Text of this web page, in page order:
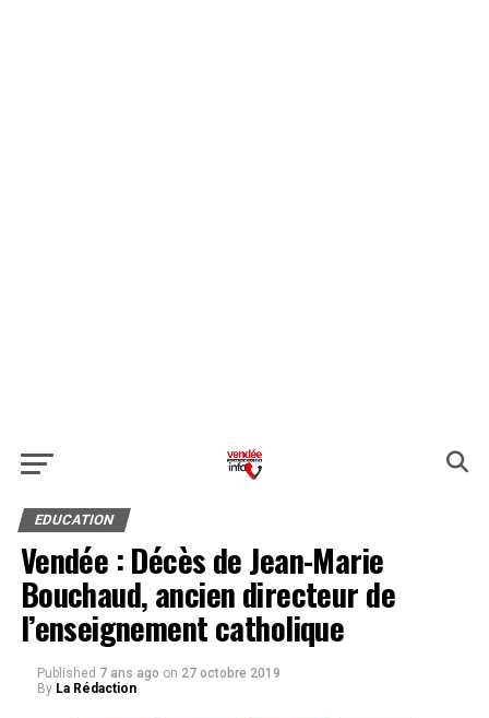
EDUCATION
Vendée : Décès de Jean-Marie
Bouchaud, ancien directeur de
l’enseignement catholique
Published 7 ans ago on 27 octobre 2019
By La Rédaction